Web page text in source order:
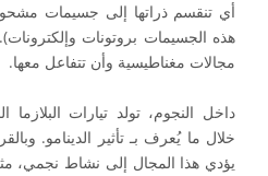
أي تنقسم ذراتها إلى جسيمات
هذه الجسيمات بروتونات وإلكترونات).
مجالات مغناطيسية وأن تتفاعل معها.
داخل النجوم، تولد تيارات
خلال ما يُعرف بـ تأثير الدينامو.
يؤدي هذا المجال إلى نشاط نجمي،